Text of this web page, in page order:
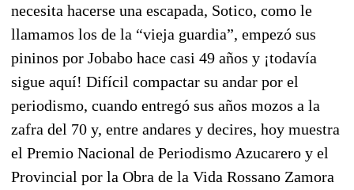
necesita hacerse una escapada, Sotico, como le
llamamos los de la “vieja guardia”, empezó sus
pininos por Jobabo hace casi 49 años y ¡todavía
sigue aquí! Difícil compactar su andar por el
periodismo, cuando entregó sus años mozos a la
zafra del 70 y, entre andares y decires, hoy muestra
el Premio Nacional de Periodismo Azucarero y el
Provincial por la Obra de la Vida Rossano Zamora